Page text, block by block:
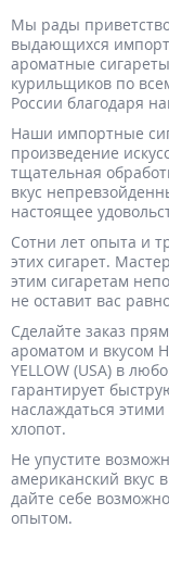
Мы рады
выдающихся
ароматные
курильщиков по
России благодаря
Наши импортные
произведение
тщательная
вкус
настоящее
Сотни лет опыта и
этих сигарет.
этим сигаретам
не оставит вас
Сделайте заказ
ароматом и вкусом
YELLOW (USA) в
гарантирует
наслаждаться
хлопот.
Не упустите
американский вкус
дайте себе
опытом.